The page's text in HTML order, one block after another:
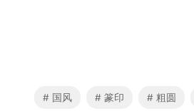
国风 篆印 粗圆